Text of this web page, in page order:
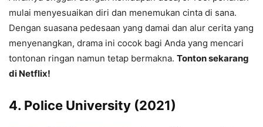
mulai menyesuaikan diri dan menemukan cinta di sana.
Dengan suasana pedesaan yang damai dan alur cerita yang
menyenangkan, drama ini cocok bagi Anda yang mencari
tontonan ringan namun tetap bermakna. Tonton sekarang
di Netflix!
4. Police University (2021)